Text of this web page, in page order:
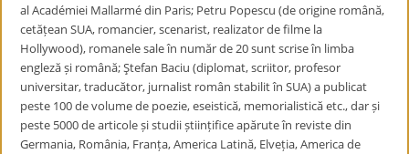
al Académiei Mallarmé din Paris; Petru Popescu (de origine română,
cetățean SUA, romancier, scenarist, realizator de filme la
Hollywood), romanele sale în număr de 20 sunt scrise în limba
engleză și română;Ştefan Baciu (diplomat, scriitor, profesor
universitar, traducător, jurnalist român stabilit în SUA) a publicat
peste 100 de volume de poezie, eseistică, memorialistică etc., dar și
peste 5000 de articole și studii științifice apărute în reviste din
Germania, România, Franța, America Latină, Elveția, America de